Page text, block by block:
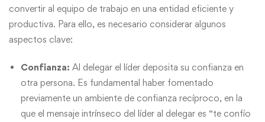
convertir al equipo de trabajo en una entidad eficiente y
productiva. Para ello, es necesario considerar algunos
aspectos clave:
Confianza: Al delegar el líder deposita su confianza en
otra persona. Es fundamental haber fomentado
previamente un ambiente de confianza recíproco, en la
que el mensaje intrínseco del líder al delegar es “te confío